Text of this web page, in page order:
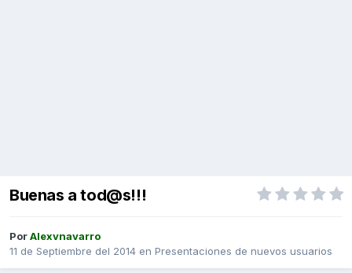
Buenas a tod@s!!!
PorAlexvnavarro
11 de Septiembre del 2014 en Presentaciones de nuevos usuarios